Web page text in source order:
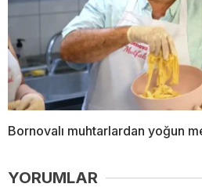
Bornovalı muhtarlardan yoğun
YORUMLAR